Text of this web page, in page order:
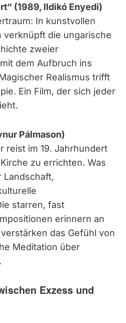
(1989, Ildikó Enyedi)
In kunstvollen
verknüpft die ungarische
zweier
dem Aufbruch ins
Realismus trifft
Ein Film, der sich jeder
Pálmason)
reist im 19. Jahrhundert
zu errichten. Was
Landschaft,
starren, fast
erinnern an
das Gefühl von
Meditation über
Exzess und